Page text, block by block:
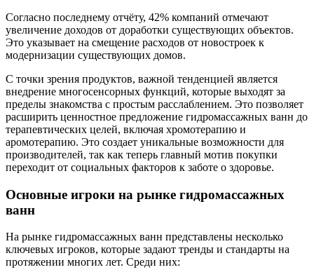
Согласно последнему отчёту, 42% компаний отмечают
увеличение доходов от доработки существующих объектов.
Это указывает на смещение расходов от новостроек к
модернизации существующих домов.
С точки зрения продуктов, важной тенденцией является
внедрение многосенсорных функций, которые выходят за
пределы знакомства с простым расслаблением. Это позволяет
расширить ценностное предложение гидромассажных ванн до
терапевтических целей, включая хромотерапию и
аромотерапию. Это создает уникальные возможности для
производителей, так как теперь главный мотив покупки
переходит от социальных факторов к заботе о здоровье.
Основные игроки на рынке гидромассажных
ванн
На рынке гидромассажных ванн представлены несколько
ключевых игроков, которые задают тренды и стандарты на
протяжении многих лет. Среди них: